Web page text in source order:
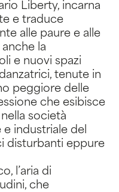
Liberty, incarna
e traduce
alle paure e alle
anche la
e nuovi spazi
tenute in
peggiore delle
che esibisce
società
e industriale del
disturbanti eppure
l’aria di
che